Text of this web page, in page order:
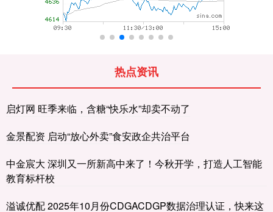
热点资讯
启灯网 旺季来临，含糖“快乐水”却卖不动了
金景配资 启动“放心外卖”食安政企共治平台
中金宸大 深圳又一所新高中来了！今秋开学，打造人工智能
教育标杆校
溢诚优配 2025年10月份CDGACDGP数据治理认证，快来这